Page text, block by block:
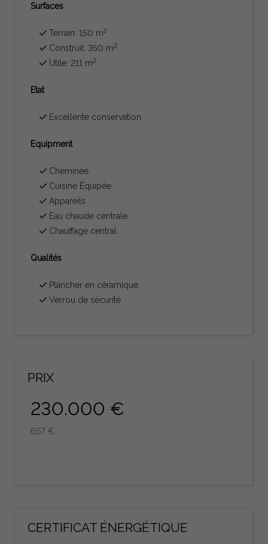
Surfaces
Terrain: 150 m2
Construit: 350 m2
Utile: 211 m2
Etat
Excellente conservation
Equipment
Cheminée
Cuisine Équipée
Appareils
Eau chaude centrale
Chauffage central
Qualités
Plancher en céramique
Verrou de sécurité
PRIX
230.000 €
657 €
CERTIFICAT ÉNERGÉTIQUE